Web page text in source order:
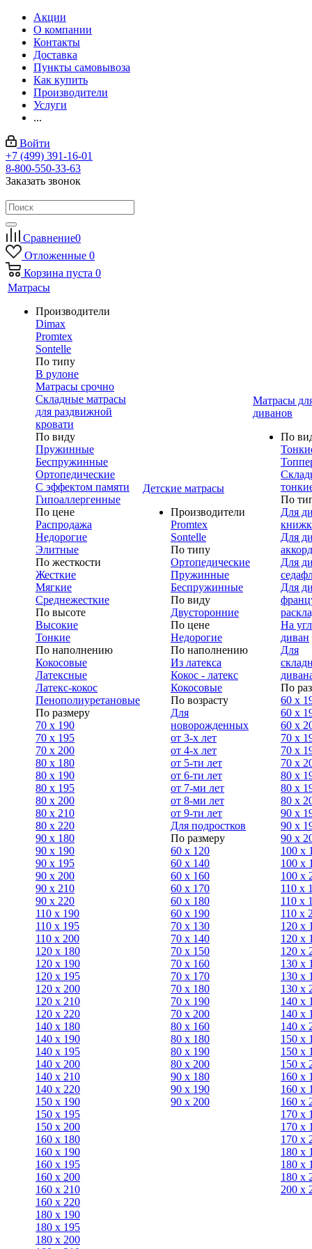
Акции
О компании
Контакты
Доставка
Пункты самовывоза
Как купить
Производители
Услуги
...
Войти
+7 (499) 391-16-01
8-800-550-33-63
Заказать звонок
Сравнение0
Отложенные 0
Корзина пуста 0
Матрасы
Производители
Dimax
Promtex
Sontelle
По типу
В рулоне
Матрасы срочно
Складные матрасы
для раздвижной
кровати
По виду
Пружинные
Беспружинные
Ортопедические
С эффектом памяти
Гипоаллергенные
По цене
Распродажа
Недорогие
Элитные
По жесткости
Жесткие
Мягкие
Среднежесткие
По высоте
Высокие
Тонкие
По наполнению
Кокосовые
Латексные
Латекс-кокос
Пенополиуретановые
По размеру
70 х 190
70 х 195
70 х 200
80 х 180
80 х 190
80 х 195
80 х 200
80 x 210
80 x 220
90 x 180
90 х 190
90 х 195
90 х 200
90 x 210
90 x 220
110 x 190
110 x 195
110 x 200
120 x 180
120 х 190
120 х 195
120 х 200
120 x 210
120 x 220
140 x 180
140 х 190
140 х 195
140 х 200
140 x 210
140 x 220
150 х 190
150 х 195
150 х 200
160 x 180
160 х 190
160 х 195
160 х 200
160 x 210
160 x 220
180 х 190
180 х 195
180 х 200
Детские матрасы
Производители
Promtex
Sontelle
По типу
Ортопедические
Пружинные
Беспружинные
По виду
Двусторонние
По цене
Недорогие
По наполнению
Из латекса
Кокос - латекс
Кокосовые
По возрасту
Для
новорожденных
от 3-х лет
от 4-х лет
от 5-ти лет
от 6-ти лет
от 7-ми лет
от 8-ми лет
от 9-ти лет
Для подростков
По размеру
60 х 120
60 х 140
60 х 160
60 х 170
60 х 180
60 х 190
70 х 130
70 х 140
70 х 150
70 х 160
70 х 170
70 х 180
70 х 190
70 х 200
80 х 160
80 х 180
80 x 190
80 x 200
90 х 180
90 x 190
90 x 200
Матрасы
диванов
По
По
Для
Для
Для
Для
На
диван
Для
По
60 х
60 х
60 х
70 x
70 х
70 x
80 x
80 x
80 x
90 x
90 x
90 x
100 x
100 х
100 x
110 x
110 х
110 х
120 х
120 х
120 х
130 х
130 х
130 х
140 х
140 х
140 х
150 х
150 х
150 х
160 х
160 х
160 х
170 х
170 х
170 х
180 х
180 х
180 х
200 x